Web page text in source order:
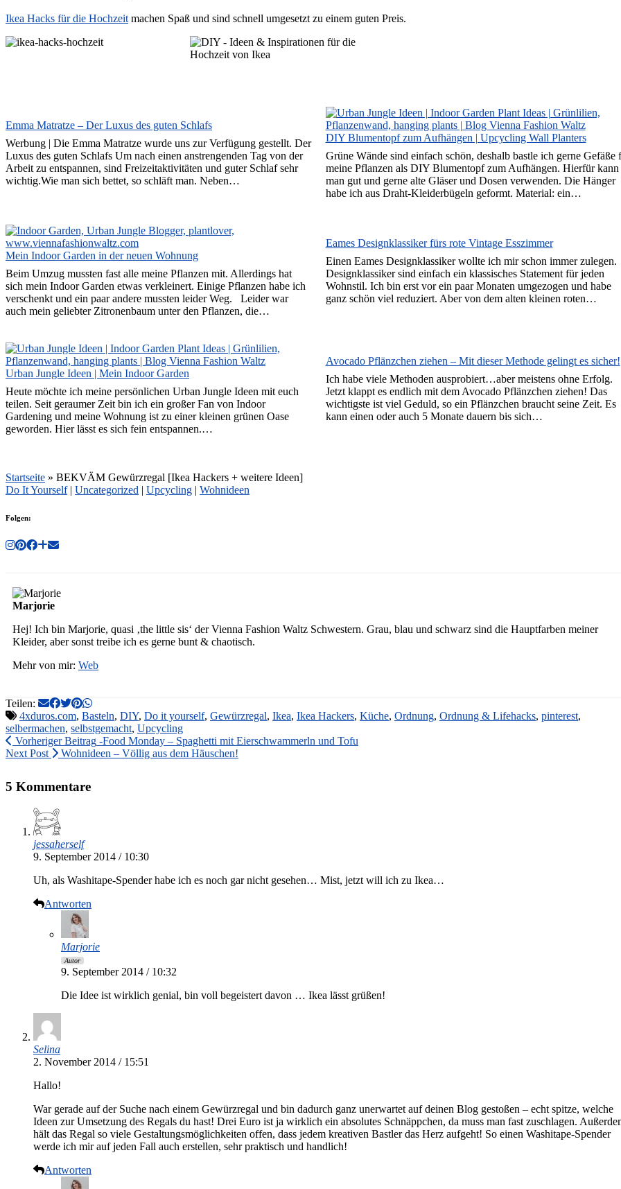
Ikea Hacks für die Hochzeit machen Spaß und sind schnell umgesetzt zu einem guten Preis.
Emma Matratze – Der Luxus des guten Schlafs
Werbung | Die Emma Matratze wurde uns zur Verfügung gestellt. Der
Luxus des guten Schlafs Um nach einen anstrengenden Tag von der
Arbeit zu entspannen, sind Freizeitaktivitäten und guter Schlaf sehr
wichtig.Wie man sich bettet, so schläft man. Neben…
DIY Blumentopf zum Aufhängen | Upcycling Wall Planters
Grüne Wände sind einfach schön, deshalb bastle ich gerne Gefäße
meine Pflanzen als DIY Blumentopf zum Aufhängen. Hierfür kann
man gut und gerne alte Gläser und Dosen verwenden. Die Hänger
habe ich aus Draht-Kleiderbügeln geformt. Material: ein…
Mein Indoor Garden in der neuen Wohnung
Beim Umzug mussten fast alle meine Pflanzen mit. Allerdings hat
sich mein Indoor Garden etwas verkleinert. Einige Pflanzen habe ich
verschenkt und ein paar andere mussten leider Weg. Leider war
auch mein geliebter Zitronenbaum unter den Pflanzen, die…
Eames Designklassiker fürs rote Vintage Esszimmer
Einen Eames Designklassiker wollte ich mir schon immer zulegen.
Designklassiker sind einfach ein klassisches Statement für jeden
Wohnstil. Ich bin erst vor ein paar Monaten umgezogen und habe
ganz schön viel reduziert. Aber von dem alten kleinen roten…
Urban Jungle Ideen | Mein Indoor Garden
Heute möchte ich meine persönlichen Urban Jungle Ideen mit euch
teilen. Seit geraumer Zeit bin ich ein großer Fan von Indoor
Gardening und meine Wohnung ist zu einer kleinen grünen Oase
geworden. Hier lässt es sich fein entspannen.…
Avocado Pflänzchen ziehen – Mit dieser Methode gelingt es sicher!
Ich habe viele Methoden ausprobiert…aber meistens ohne Erfolg.
Jetzt klappt es endlich mit dem Avocado Pflänzchen ziehen! Das
wichtigste ist viel Geduld, so ein Pflänzchen braucht seine Zeit. Es
kann einen oder auch 5 Monate dauern bis sich…
Startseite » BEKVÄM Gewürzregal [Ikea Hackers + weitere Ideen]
Do It Yourself| Uncategorized | Upcycling | Wohnideen
Folgen:
Marjorie
Hej! Ich bin Marjorie, quasi ‚the little sis‘ der Vienna Fashion Waltz Schwestern. Grau, blau und schwarz sind die Hauptfarben meiner
Kleider, aber sonst treibe ich es gerne bunt & chaotisch.
Mehr von mir: Web
Teilen:
4xduros.com, Basteln, DIY, Do it yourself, Gewürzregal, Ikea, Ikea Hackers, Küche, Ordnung, Ordnung & Lifehacks, pinterest,
selbermachen, selbstgemacht, Upcycling
Vorheriger Beitrag -Food Monday – Spaghetti mit Eierschwammerln und Tofu
Next Post
Wohnideen – Völlig aus dem Häuschen!
5 Kommentare
jessaherself
9. September 2014 / 10:30
Uh, als Washitape-Spender habe ich es noch gar nicht gesehen… Mist, jetzt will ich zu Ikea…
Antworten
Marjorie
Autor
9. September 2014 / 10:32
Die Idee ist wirklich genial, bin voll begeistert davon … Ikea lässt grüßen!
Selina
2. November 2014 / 15:51
Hallo!
War gerade auf der Suche nach einem Gewürzregal und bin dadurch ganz unerwartet auf deinen Blog gestoßen – echt spitze, welche
Ideen zur Umsetzung des Regals du hast! Drei Euro ist ja wirklich ein absolutes Schnäppchen, da muss man fast zuschlagen.
hält das Regal so viele Gestaltungsmöglichkeiten offen, dass jedem kreativen Bastler das Herz aufgeht! So einen Washitape-Spender
werde ich mir auf jeden Fall auch erstellen, sehr praktisch und handlich!
Antworten